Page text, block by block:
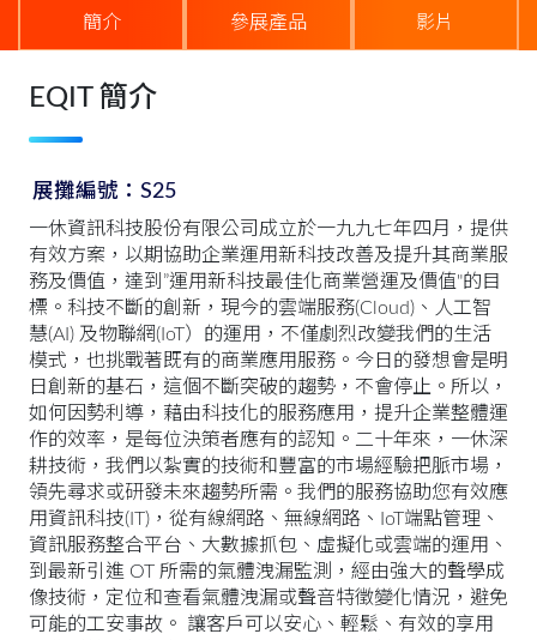
簡介 參展產品 影片
EQIT 簡介
展攤編號：S25
一休資訊科技股份有限公司成立於一九九七年四月，提供
有效方案，以期協助企業運用新科技改善及提升其商業服
務及價值，達到”運用新科技最佳化商業營運及價值"的目
標。科技不斷的創新，現今的雲端服務(Cloud)、人工智
慧(AI) 及物聯網(IoT）的運用，不僅劇烈改變我們的生活
模式，也挑戰著既有的商業應用服務。今日的發想會是明
日創新的基石，這個不斷突破的趨勢，不會停止。所以，
如何因勢利導，藉由科技化的服務應用，提升企業整體運
作的效率，是每位決策者應有的認知。二十年來，一休深
耕技術，我們以紮實的技術和豐富的市場經驗把脈市場，
領先尋求或研發未來趨勢所需。我們的服務協助您有效應
用資訊科技(IT)，從有線網路、無線網路、IoT端點管理、
資訊服務整合平台、大數據抓包、虛擬化或雲端的運用、
到最新引進 OT 所需的氣體洩漏監測，經由強大的聲學成
像技術，定位和查看氣體洩漏或聲音特徵變化情況，避免
可能的工安事故。 讓客戶可以安心、輕鬆、有效的享用